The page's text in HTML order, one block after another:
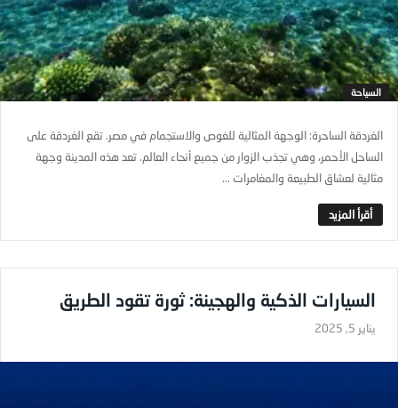
السياحة
الغردقة الساحرة: الوجهة المثالية للغوص والاستجمام في مصر. تقع الغردقة على
الساحل الأحمر، وهي تجذب الزوار من جميع أنحاء العالم. تعد هذه المدينة وجهة
مثالية لعشاق الطبيعة والمغامرات ...
السيارات الذكية والهجينة: ثورة تقود الطريق
يناير 5, 2025